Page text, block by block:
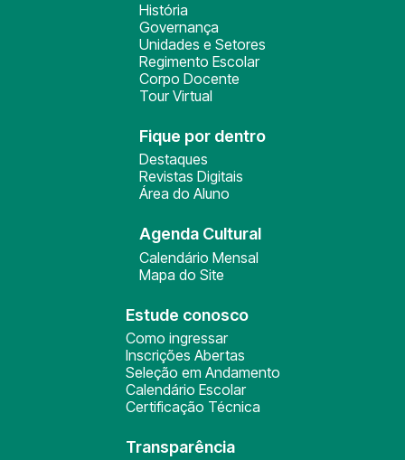
História
Governança
Unidades e Setores
Regimento Escolar
Corpo Docente
Tour Virtual
Fique por dentro
Destaques
Revistas Digitais
Área do Aluno
Agenda Cultural
Calendário Mensal
Mapa do Site
Estude conosco
Como ingressar
Inscrições Abertas
Seleção em Andamento
Calendário Escolar
Certificação Técnica
Transparência